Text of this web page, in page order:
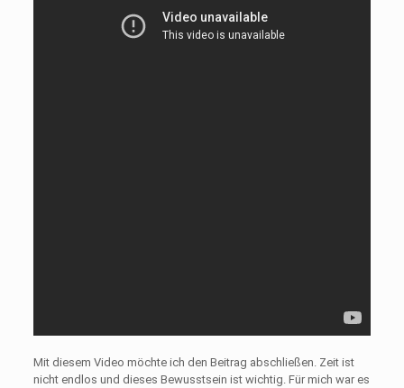
Mit diesem Video möchte ich den Beitrag abschließen. Zeit ist
nicht endlos und dieses Bewusstsein ist wichtig. Für mich war es